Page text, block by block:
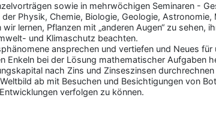
sowie in mehrwöchigen Seminaren -
der Physik, Chemie, Biologie, Geologie, Astronomie,
wir lernen, Pflanzen mit „anderen Augen“ zu
und Klimaschutz beachten.
ansprechen und vertiefen und Neues für
Enkeln bei der Lösung mathematischer Aufgaben
nach Zins und Zinseszinsen
ab mit Besuchen und Besichtigungen von
verfolgen zu können.